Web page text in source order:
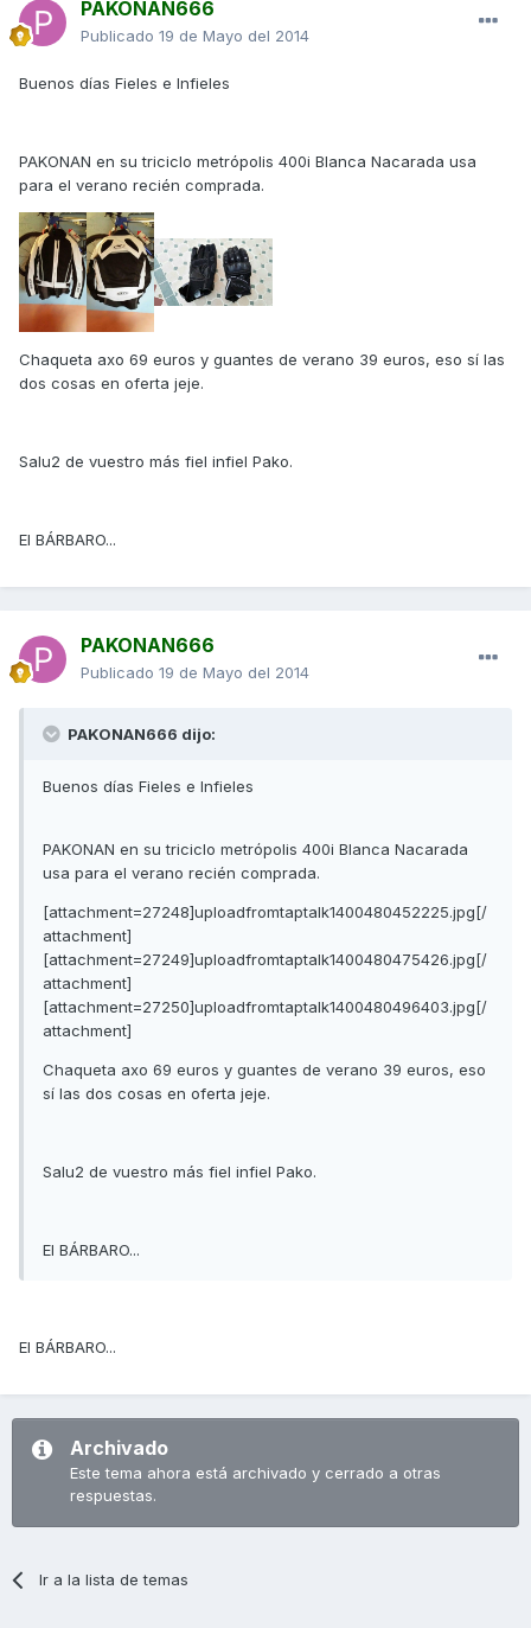
PAKONAN666
Publicado 19 de Mayo del 2014
Buenos días Fieles e Infieles
PAKONAN en su triciclo metrópolis 400i Blanca Nacarada usa
para el verano recién comprada.
Chaqueta axo 69 euros y guantes de verano 39 euros, eso sí las
dos cosas en oferta jeje.
Salu2 de vuestro más fiel infiel Pako.
El BÁRBARO...
PAKONAN666
Publicado 19 de Mayo del 2014
PAKONAN666 dijo:
Buenos días Fieles e Infieles
PAKONAN en su triciclo metrópolis 400i Blanca Nacarada
usa para el verano recién comprada.
[attachment=27248]uploadfromtaptalk1400480452225.jpg[/
attachment]
[attachment=27249]uploadfromtaptalk1400480475426.jpg[/
attachment]
[attachment=27250]uploadfromtaptalk1400480496403.jpg[/
attachment]
Chaqueta axo 69 euros y guantes de verano 39 euros, eso
sí las dos cosas en oferta jeje.
Salu2 de vuestro más fiel infiel Pako.
El BÁRBARO...
El BÁRBARO...
Archivado
Este tema ahora está archivado y cerrado a otras
respuestas.
Ir a la lista de temas